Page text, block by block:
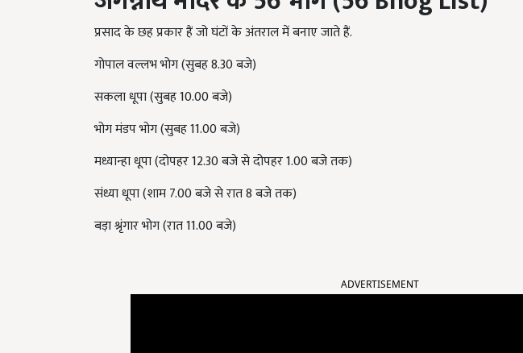
प्रसाद के छह प्रकार हैं जो घंटों के अंतराल में बनाए जाते हैं.
गोपाल वल्लभ भोग (सुबह 8.30 बजे)
सकला धूपा (सुबह 10.00 बजे)
भोग मंडप भोग (सुबह 11.00 बजे)
मध्यान्हा धूपा (दोपहर 12.30 बजे से दोपहर 1.00 बजे तक)
संध्या धूपा (शाम 7.00 बजे से रात 8 बजे तक)
बड़ा श्रृंगार भोग (रात 11.00 बजे)
ADVERTISEMENT